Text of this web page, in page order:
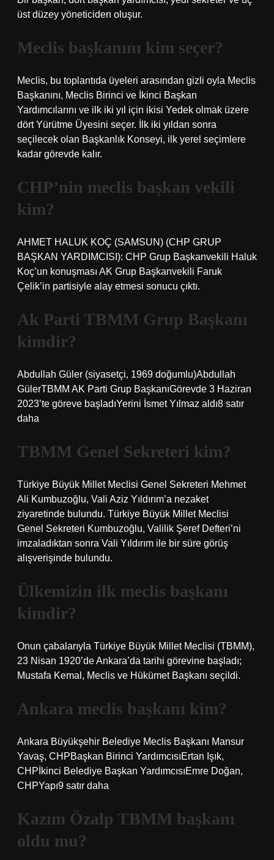
üst düzey yöneticiden oluşur.
Meclis başkanını kim seçer?
Meclis, bu toplantıda üyeleri arasından gizli oyla Meclis
Başkanını, Meclis Birinci ve İkinci Başkan
Yardımcılarını ve ilk iki yıl için ikisi Yedek olmak üzere
dört Yürütme Üyesini seçer. İlk iki yıldan sonra
seçilecek olan Başkanlık Konseyi, ilk yerel seçimlere
kadar görevde kalır.
CHP’nin meclis başkan vekili
kim?
AHMET HALUK KOÇ (SAMSUN) (CHP GRUP
BAŞKAN YARDIMCISI): CHP Grup Başkanvekili Haluk
Koç’un konuşması AK Grup Başkanvekili Faruk
Çelik’in partisiyle alay etmesi sonucu çıktı.
Ak Parti TBMM Grup Başkanı
kimdir?
Abdullah Güler (siyasetçi, 1969 doğumlu)Abdullah
GülerTBMM AK Parti Grup BaşkanıGörevde 3 Haziran
2023’te göreve başladıYerini İsmet Yılmaz aldı8 satır
daha
TBMM Genel Sekreteri kim?
Türkiye Büyük Millet Meclisi Genel Sekreteri Mehmet
Ali Kumbuzoğlu, Vali Aziz Yıldırım’a nezaket
ziyaretinde bulundu. Türkiye Büyük Millet Meclisi
Genel Sekreteri Kumbuzoğlu, Valilik Şeref Defteri’ni
imzaladıktan sonra Vali Yıldırım ile bir süre görüş
alışverişinde bulundu.
Ülkemizin ilk meclis başkanı
kimdir?
Onun çabalarıyla Türkiye Büyük Millet Meclisi (TBMM),
23 Nisan 1920’de Ankara’da tarihi görevine başladı;
Mustafa Kemal, Meclis ve Hükümet Başkanı seçildi.
Ankara meclis başkanı kim?
Ankara Büyükşehir Belediye Meclis Başkanı Mansur
Yavaş, CHPBaşkan Birinci YardımcısıErtan Işık,
CHPİkinci Belediye Başkan YardımcısıEmre Doğan,
CHPYapı9 satır daha
Kazım Özalp TBMM başkanı
oldu mu?